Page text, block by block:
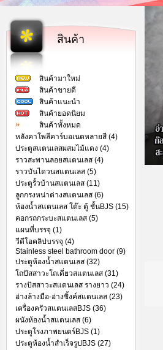
สินค้า
สินค้ามาใหม่
สินค้าขายดี
สินค้าแนะนำ
สินค้ายอดนิยม
สินค้าทั้งหมด
หลังคาโพลีคาร์บอเนตหลายสี (4)
ประตูสแตนเลสผสมไม้แดง (4)
ราวสะพานลอยสแตนเลส (4)
ราวบันไดวนสแตนเลส (5)
ประตูรั้วบ้านสแตนเลส (11)
ลูกกรงหน่าต่างสแตนเลส (6)
ห้องน้ำสแตนเลส โต๊ะ ตู้ ชั้นBJS (15)
คอกรถกระบะสแตนเลส (5)
แผนที่บรรจุ (1)
วีดีโอคลิปบรรจุ (4)
Stainless steel bathroom door (9)
ประตูห้องน้ำสแตนเลส (32)
โถปัสสาวะโถเดี่ยวสแตนเลส (31)
รางปัสสาวะสแตนเลส รางยาว (24)
อ่างล้างมือ-อ่างซิ้งค์สแตนเลส (23)
เครื่องครัวสแตนเลสBJS (36)
ผนังห้องน้ำสแตนเลส (6)
ประตูโรงภาพยนตร์BJS (1)
ประตูห้องน้ำสำเร็จรูปBJS (27)